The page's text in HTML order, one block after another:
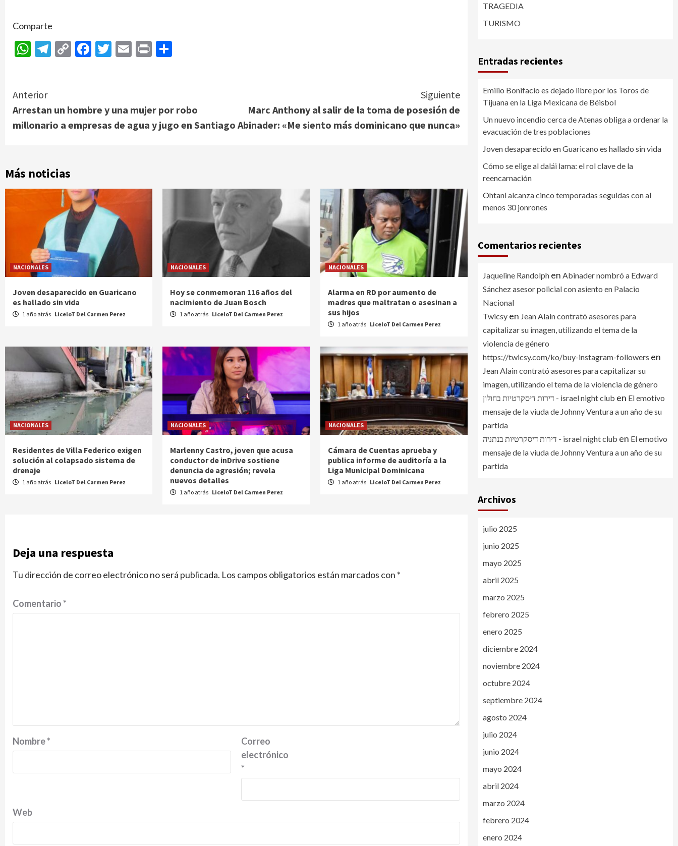
Comparte
WhatsApp
Telegram
CopyFacebook
Twitter
Email
Print
Continue
Reading
Anterior
Arrestan un hombre y una mujer por robo
millonario a empresas de agua y jugo en Santiago
Siguiente
Marc Anthony al salir de la toma de posesión de
Abinader: «Me siento más dominicano que nunca»
Más noticias
NACIONALES
Joven desaparecido en Guaricano
es hallado sin vida
1 año atrás LiceloT Del Carmen Perez
NACIONALES
Hoy se conmemoran 116 años del
nacimiento de Juan Bosch
1 año atrás LiceloT Del Carmen Perez
NACIONALES
Alarma en RD por aumento de
madres que maltratan o asesinan a
sus hijos
1 año atrás LiceloT Del Carmen Perez
NACIONALES
Residentes de Villa Federico exigen
solución al colapsado sistema de
drenaje
1 año atrás LiceloT Del Carmen Perez
NACIONALES
Marlenny Castro, joven que acusa
conductor de inDrive sostiene
denuncia de agresión; revela
nuevos detalles
1 año atrás LiceloT Del Carmen Perez
NACIONALES
Cámara de Cuentas aprueba y
publica informe de auditoría a la
Liga Municipal Dominicana
1 año atrás LiceloT Del Carmen Perez
Deja una respuesta
Tu dirección de correo electrónico no será publicada. Los campos obligatorios están marcados con *
Comentario*
Nombre*
Correo
electrónico
*
Web
TRAGEDIA
TURISMO
Entradas recientes
Emilio Bonifacio es dejado libre por los Toros de
Tijuana en la Liga Mexicana de Béisbol
Un nuevo incendio cerca de Atenas obliga a ordenar la
evacuación de tres poblaciones
Joven desaparecido en Guaricano es hallado sin vida
Cómo se elige al dalái lama: el rol clave de la
reencarnación
Ohtani alcanza cinco temporadas seguidas con al
menos 30 jonrones
Comentarios recientes
Jaqueline Randolphen Abinader nombró a Edward
Sánchez asesor policial con asiento en Palacio
Nacional
Twicsyen Jean Alain contrató asesores para
capitalizar su imagen, utilizando el tema de la
violencia de género
https://twicsy.com/ko/buy-instagram-followers en
Jean Alain contrató asesores para capitalizar su
imagen, utilizando el tema de la violencia de género
דירות דיסקרטיות בחולון - israel night club en El emotivo
mensaje de la viuda de Johnny Ventura a un año de su
partida
דירות דיסקרטיות בנתניה - israel night club en El emotivo
mensaje de la viuda de Johnny Ventura a un año de su
partida
Archivos
julio 2025
junio 2025
mayo 2025
abril 2025
marzo 2025
febrero 2025
enero 2025
diciembre 2024
noviembre 2024
octubre 2024
septiembre 2024
agosto 2024
julio 2024
junio 2024
mayo 2024
abril 2024
marzo 2024
febrero 2024
enero 2024